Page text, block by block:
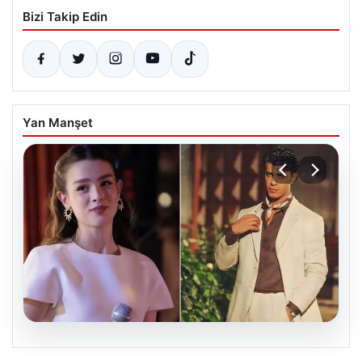
Bizi Takip Edin
Yan Manşet